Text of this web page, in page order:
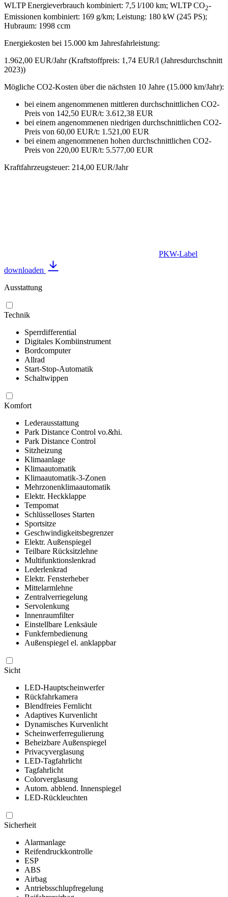
WLTP Energieverbrauch kombiniert: 7,5 l/100 km; WLTP CO2-
Emissionen kombiniert: 169 g/km; Leistung: 180 kW (245 PS);
Hubraum: 1998 ccm
Energiekosten bei 15.000 km Jahresfahrleistung:
1.962,00 EUR/Jahr (Kraftstoffpreis: 1,74 EUR/l (Jahresdurchschnitt
2023))
Mögliche CO2-Kosten über die nächsten 10 Jahre (15.000 km/Jahr):
bei einem angenommenen mittleren durchschnittlichen CO2-
Preis von 142,50 EUR/t: 3.612,38 EUR
bei einem angenommenen niedrigen durchschnittlichen CO2-
Preis von 60,00 EUR/t: 1.521,00 EUR
bei einem angenommenen hohen durchschnittlichen CO2-
Preis von 220,00 EUR/t: 5.577,00 EUR
Kraftfahrzeugsteuer: 214,00 EUR/Jahr
PKW-Label
downloaden
Ausstattung
Technik
Sperrdifferential
Digitales Kombiinstrument
Bordcomputer
Allrad
Start-Stop-Automatik
Schaltwippen
Komfort
Lederausstattung
Park Distance Control vo.&hi.
Park Distance Control
Sitzheizung
Klimaanlage
Klimaautomatik
Klimaautomatik-3-Zonen
Mehrzonenklimaautomatik
Elektr. Heckklappe
Tempomat
Schlüsselloses Starten
Sportsitze
Geschwindigkeitsbegrenzer
Elektr. Außenspiegel
Teilbare Rücksitzlehne
Multifunktionslenkrad
Lederlenkrad
Elektr. Fensterheber
Mittelarmlehne
Zentralverriegelung
Servolenkung
Innenraumfilter
Einstellbare Lenksäule
Funkfernbedienung
Außenspiegel el. anklappbar
Sicht
LED-Hauptscheinwerfer
Rückfahrkamera
Blendfreies Fernlicht
Adaptives Kurvenlicht
Dynamisches Kurvenlicht
Scheinwerferregulierung
Beheizbare Außenspiegel
Privacyverglasung
LED-Tagfahrlicht
Tagfahrlicht
Colorverglasung
Autom. abblend. Innenspiegel
LED-Rückleuchten
Sicherheit
Alarmanlage
Reifendruckkontrolle
ESP
ABS
Airbag
Antriebsschlupfregelung